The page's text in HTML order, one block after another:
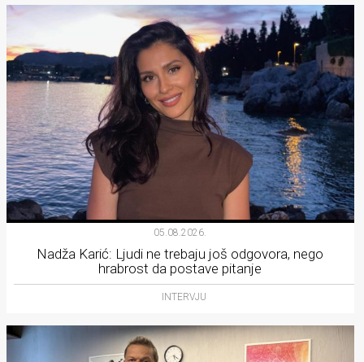
05.08.2026.
Nadža Karić: Ljudi ne trebaju još odgovora, nego
hrabrost da postave pitanje
INTERVJU